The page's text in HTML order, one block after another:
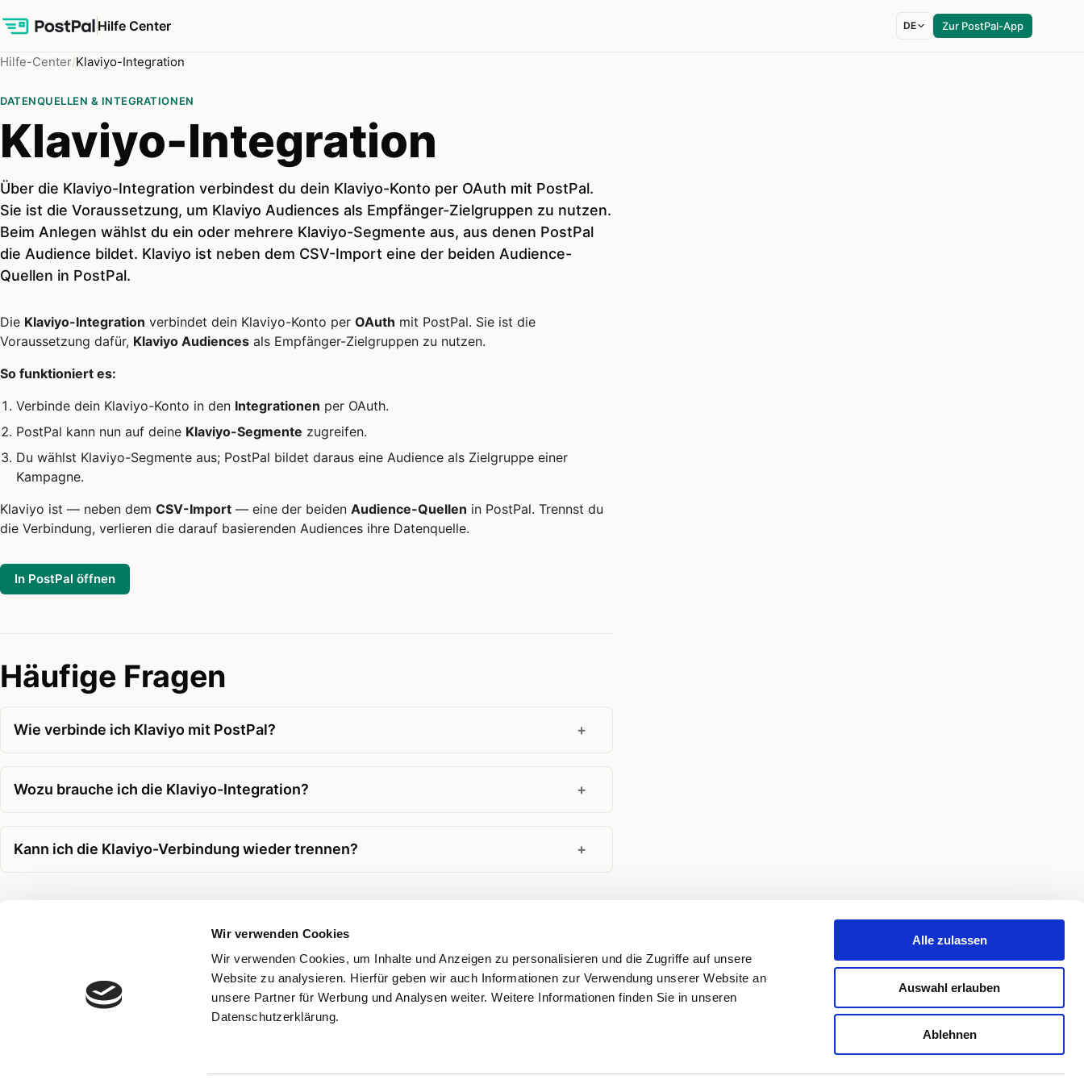
Wir verwenden Cookies
Wir verwenden Cookies, um Inhalte und Anzeigen zu personalisieren und die Zugriffe auf unsere
Website zu analysieren. Hierfür geben wir auch Informationen zur Verwendung unserer Website an
unsere Partner für Werbung und Analysen weiter. Weitere Informationen finden Sie in unseren
Datenschutzerklärung.
Alle zulassen
Auswahl erlauben
Ablehnen
Hilfe Center DE Zur PostPal-App
Hilfe-Center Klaviyo-Integration
DATENQUELLEN & INTEGRATIONEN
Klaviyo-Integration
Über die Klaviyo-Integration verbindest du dein Klaviyo-Konto per OAuth mit PostPal.
Sie ist die Voraussetzung, um Klaviyo Audiences als Empfänger-Zielgruppen zu nutzen.
Beim Anlegen wählst du ein oder mehrere Klaviyo-Segmente aus, aus denen PostPal
die Audience bildet. Klaviyo ist neben dem CSV-Import eine der beiden Audience-
Quellen in PostPal.
Die Klaviyo-Integration verbindet dein Klaviyo-Konto per OAuth mit PostPal. Sie ist die
Voraussetzung dafür, Klaviyo Audiences als Empfänger-Zielgruppen zu nutzen.
So funktioniert es:
Verbinde dein Klaviyo-Konto in den Integrationen per OAuth.
PostPal kann nun auf deine Klaviyo-Segmente zugreifen.
Du wählst Klaviyo-Segmente aus; PostPal bildet daraus eine Audience als Zielgruppe einer
Kampagne.
Klaviyo ist — neben dem CSV-Import — eine der beiden Audience-Quellen in PostPal. Trennst du
die Verbindung, verlieren die darauf basierenden Audiences ihre Datenquelle.
In PostPal öffnen
Häufige Fragen
Wie verbinde ich Klaviyo mit PostPal?
Wozu brauche ich die Klaviyo-Integration?
Kann ich die Klaviyo-Verbindung wieder trennen?
Verwandte Themen
Klaviyo Audience